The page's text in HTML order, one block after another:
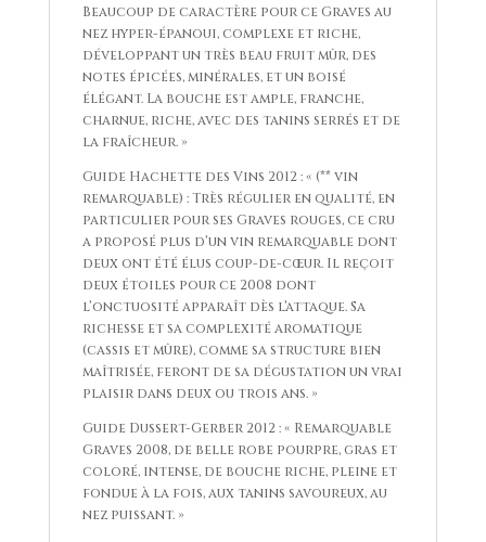
Beaucoup de caractère pour ce Graves au
nez hyper-épanoui, complexe et riche,
développant un très beau fruit mûr, des
notes épicées, minérales, et un boisé
élégant. La bouche est ample, franche,
charnue, riche, avec des tanins serrés et de
la fraîcheur. »
Guide Hachette des Vins 2012 : « (** vin
remarquable) : Très régulier en qualité, en
particulier pour ses Graves rouges, ce cru
a proposé plus d’un vin remarquable dont
deux ont été élus coup-de-cœur. Il reçoit
deux étoiles pour ce 2008 dont
l’onctuosité apparaît dès l’attaque. Sa
richesse et sa complexité aromatique
(cassis et mûre), comme sa structure bien
maîtrisée, feront de sa dégustation un vrai
plaisir dans deux ou trois ans. »
Guide Dussert-Gerber 2012 : « Remarquable
Graves 2008, de belle robe pourpre, gras et
coloré, intense, de bouche riche, pleine et
fondue à la fois, aux tanins savoureux, au
nez puissant. »